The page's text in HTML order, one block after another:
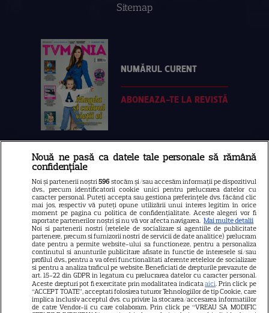
Sitemap
NUMĂRUL CURENT
ABONEAZA-TE LA REVISTĂ
Libertatea
Libertatea pentru femei
GSP
Știri mondene
Avantaje
Elle
Unica
Retete practice
Nouă ne pasă ca datele tale personale să rămână
confidențiale
Noi și partenerii noștri596 stocăm și/sau accesăm informații pe dispozitivul
dvs., precum identificatorii cookie unici pentru prelucrarea datelor cu
caracter personal. Puteți accepta sau gestiona preferințele dvs. făcând clic
mai jos, respectiv vă puteți opune utilizării unui interes legitim în orice
moment pe pagina cu politica de confidențialitate. Aceste alegeri vor fi
raportate partenerilor noștri și nu vă vor afecta navigarea. Mai multe detalii
Noi si partenerii nostri (retelele de socializare si agentiile de publicitate
partenere, precum si furnizorii nostri de servicii de date analitice) prelucram
date pentru a permite website-ului sa functioneze, pentru a personaliza
continutul si anunturile publicitare afisate in functie de interesele si/sau
profilul dvs., pentru a va oferi functionalitati aferente retelelor de socializare
si pentru a analiza traficul pe website. Beneficiati de drepturile prevazute de
art. 15-22 din GDPR in legatura cu prelucrarea datelor cu caracter personal.
Aceste drepturi pot fi exercitate prin modalitatea indicataaici. Prin click pe
“ACCEPT TOATE”, acceptati folosirea tuturor Tehnologiilor de tip Cookie, care
implica inclusiv acceptul dvs. cu privire la stocarea/accesarea informatiilor
de catre Vendor-ii cu care colaboram. Prin click pe “VREAU SA MODIFIC